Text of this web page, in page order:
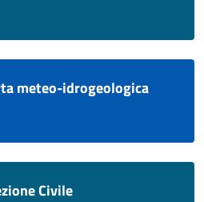
meteo-idrogeologica
Civile